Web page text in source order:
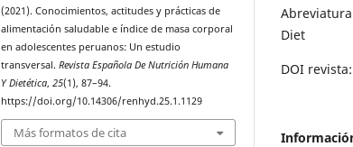
(2021). Conocimientos, actitudes y prácticas de
alimentación saludable e índice de masa corporal
en adolescentes peruanos: Un estudio
transversal.Revista Española De Nutrición Humana
Y Dietética,25(1), 87–94.
https://doi.org/10.14306/renhyd.25.1.1129
Más formatos de cita
Diet
DOI